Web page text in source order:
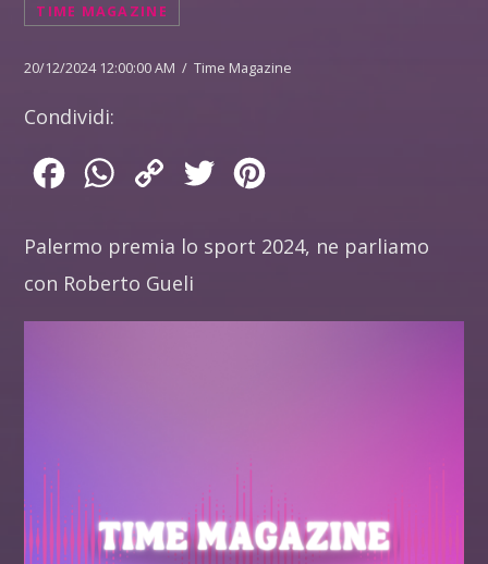
TIME MAGAZINE
20/12/2024 12:00:00 AM / Time Magazine
Condividi:
FacebookWhatsApp
Copy
Twitter
Palermo premia lo sport 2024, ne parliamo
con Roberto Gueli